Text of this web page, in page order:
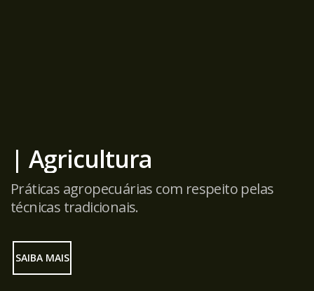
| Agricultura
Práticas agropecuárias com respeito pelas
técnicas tradicionais.
SAIBA MAIS